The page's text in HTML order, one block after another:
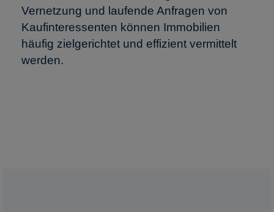
Vernetzung und laufende Anfragen von
Kaufinteressenten können Immobilien
häufig zielgerichtet und effizient vermittelt
werden.